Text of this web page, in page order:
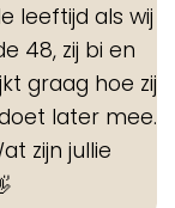
leeftijd als wij
48, zij bi en
graag hoe zij
later mee.
zijn jullie